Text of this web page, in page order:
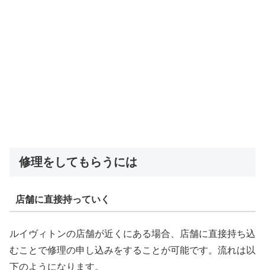
修理をしてもらうには
店舗に直接持っていく
ルイヴィトンの店舗が近くにある場合、店舗に直接持ち込
むことで修理の申し込みをすることが可能です。流れは以
下のようになります。